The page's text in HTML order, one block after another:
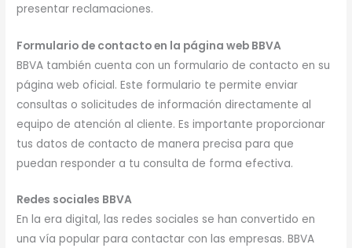
presentar reclamaciones.
Formulario de contacto en la página web BBVA
BBVA también cuenta con un formulario de contacto en su
página web oficial. Este formulario te permite enviar
consultas o solicitudes de información directamente al
equipo de atención al cliente. Es importante proporcionar
tus datos de contacto de manera precisa para que
puedan responder a tu consulta de forma efectiva.
Redes sociales BBVA
En la era digital, las redes sociales se han convertido en
una vía popular para contactar con las empresas. BBVA